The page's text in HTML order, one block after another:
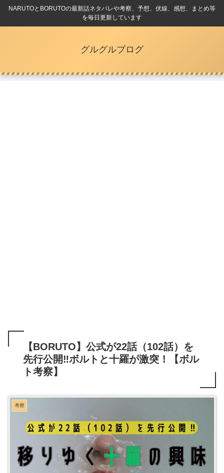
NARUTOとBORUTOの最新話ネタバレや考察、予想、伏線、感想、まとめ等
を毎日更新しています
グルグルブログ
【BORUTO】公式が22話（102話）を
先行公開‼ボルトと十羅が激突！【ボル
ト考察】
考察